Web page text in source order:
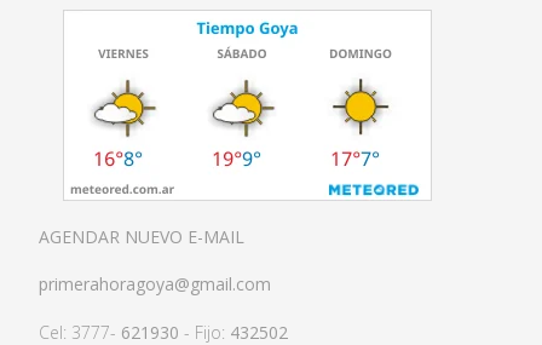
AGENDAR NUEVO E-MAIL
primerahoragoya@gmail.com
Cel: 3777- 621930 - Fijo: 432502